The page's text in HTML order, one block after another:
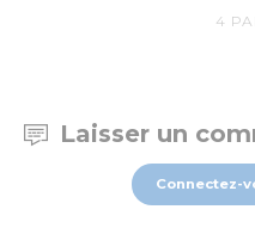
4
Laisser un
Connectez-